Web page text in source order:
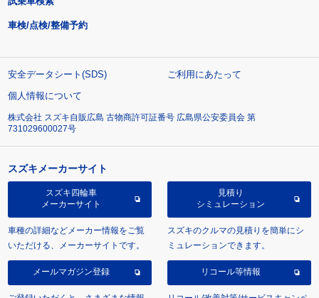
車検/点検/整備予約
安全データシート(SDS)
ご利用にあたって
個人情報について
株式会社 スズキ自販広島 古物商許可証番号 広島県公安委員会 第
731029600027号
スズキメーカーサイト
スズキ四輪車
メーカーサイト
車種の詳細などメーカー情報をご覧
いただける、メーカーサイトです。
見積り
シミュレーション
スズキのクルマの見積りを簡単にシ
ミュレーションできます。
メールマガジン登録 リコール等情報